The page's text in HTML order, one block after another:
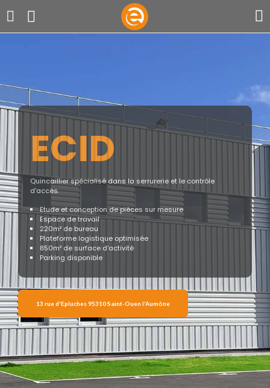
ECID
Quincaillier spécialisé dans la serrurerie et le contrôle
d'accès.
Etude et conception de pièces sur mesure
Espace de travail
220m² de bureau
Plateforme logistique optimisée
850m² de surface d'activité
Parking disponible
13 rue d'Epluches 95310 Saint-Ouen l'Aumône